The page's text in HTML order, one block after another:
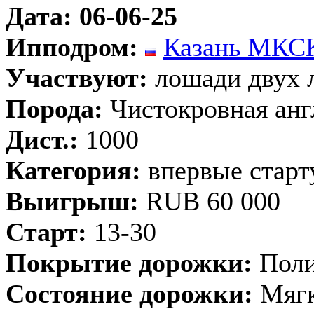
Дата: 06-06-25
Ипподром:
Казань
Участвуют: лошади двух
Порода: Чистокровная
Дист.: 1000
Категория: впервые
Выигрыш: RUB 60 000
Старт: 13-30
Покрытие дорожки:
Состояние дорожки: